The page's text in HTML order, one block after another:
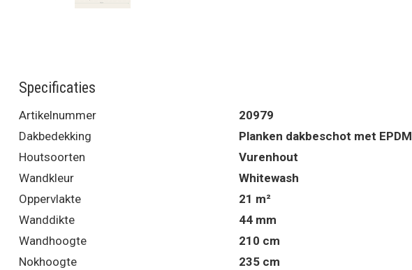
Specificaties
Artikelnummer
20979
Dakbedekking
Planken dakbeschot met EPDM
Houtsoorten
Vurenhout
Wandkleur
Whitewash
Oppervlakte
21 m²
Wanddikte
44 mm
Wandhoogte
210 cm
Nokhoogte
235 cm